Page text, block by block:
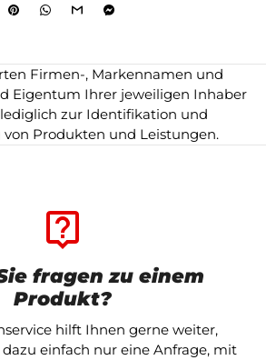
Firmen-, Markennamen und
Eigentum Ihrer jeweiligen Inhaber
zur Identifikation und
von Produkten und Leistungen.
live_help
fragen zu einem
Produkt?
hilft Ihnen gerne weiter,
dazu einfach nur eine Anfrage, mit